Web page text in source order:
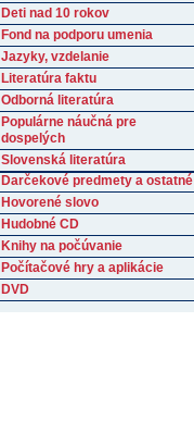
Deti nad 10 rokov
Fond na podporu umenia
Jazyky, vzdelanie
Literatúra faktu
Odborná literatúra
Populárne náučná pre
dospelých
Slovenská literatúra
Darčekové predmety a ostatné
Hovorené slovo
Hudobné CD
Knihy na počúvanie
Počítačové hry a aplikácie
DVD